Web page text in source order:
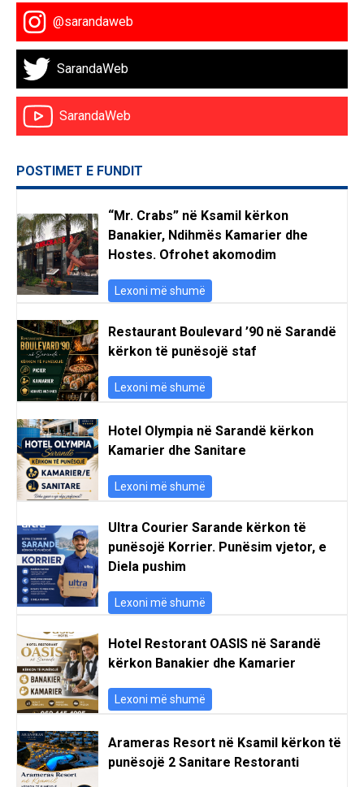
@sarandaweb
SarandaWeb
SarandaWeb
POSTIMET E FUNDIT
“Mr. Crabs” në Ksamil kërkon
Banakier, Ndihmës Kamarier dhe
Hostes. Ofrohet akomodim
Lexoni më shumë
Restaurant Boulevard ’90 në Sarandë
kërkon të punësojë staf
Lexoni më shumë
Hotel Olympia në Sarandë kërkon
Kamarier dhe Sanitare
Lexoni më shumë
Ultra Courier Sarande kërkon të
punësojë Korrier. Punësim vjetor, e
Diela pushim
Lexoni më shumë
Hotel Restorant OASIS në Sarandë
kërkon Banakier dhe Kamarier
Lexoni më shumë
Arameras Resort në Ksamil kërkon të
punësojë 2 Sanitare Restoranti